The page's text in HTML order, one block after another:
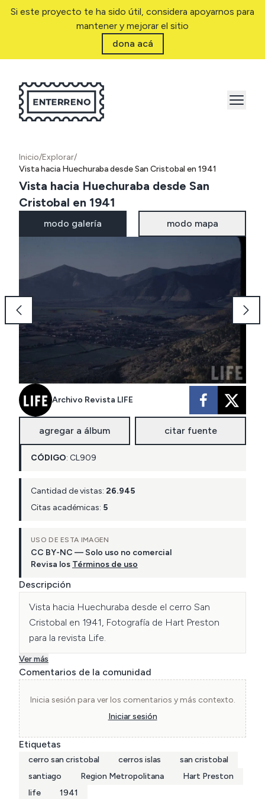
Si este proyecto te ha sido útil, considera apoyarnos para
mantener y mejorar el sitio
dona acá
Inicio/Explorar/
Vista hacia Huechuraba desde San Cristobal en 1941
Vista hacia Huechuraba desde San
Cristobal en 1941
modo galería modo mapa
Archivo Revista LIFE
agregar a álbum citar fuente
CÓDIGO: CL909
Cantidad de vistas: 26.945
Citas académicas: 5
USO DE ESTA IMAGEN
CC BY-NC — Solo uso no comercial
Revisa los Términos de uso
Descripción
Vista hacia Huechuraba desde el cerro San
Cristobal en 1941, Fotografía de Hart Preston
para la revista Life.
Ver más
Comentarios de la comunidad
Inicia sesión para ver los comentarios y más contexto.
Iniciar sesión
Etiquetas
cerro san cristobal cerros islas
san cristobal
santiago
Region Metropolitana
Hart Preston
life
1941